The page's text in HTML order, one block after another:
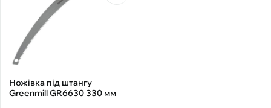
Ножівка під штангу
Greenmill GR6630 330 мм